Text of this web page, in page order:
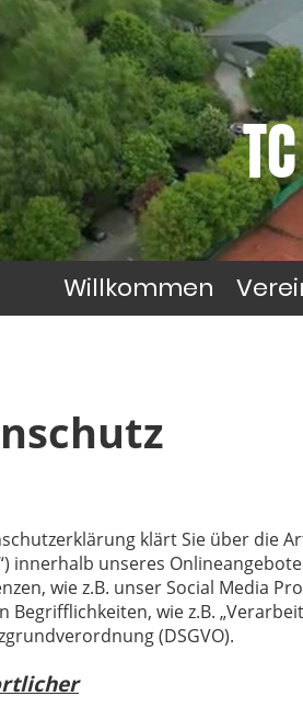
Willkommen
klärt Sie über die
innerhalb unseres
wie z.B. unser Social Media
Begrifflichkeiten, wie z.B.
(DSGVO).